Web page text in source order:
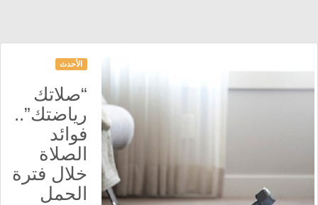
الأحدث
“صلاتك
رياضتك”..
فوائد
الصلاة
خلال فترة
الحمل